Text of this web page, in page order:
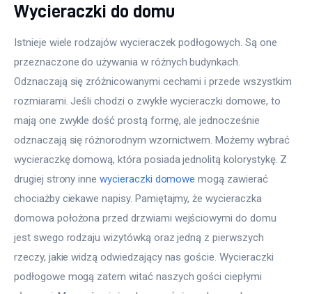
Wycieraczki do domu
Istnieje wiele rodzajów wycieraczek podłogowych. Są one
przeznaczone do używania w różnych budynkach.
Odznaczają się zróżnicowanymi cechami i przede wszystkim
rozmiarami. Jeśli chodzi o zwykłe wycieraczki domowe, to
mają one zwykle dość prostą formę, ale jednocześnie
odznaczają się różnorodnym wzornictwem. Możemy wybrać
wycieraczkę domową, która posiada jednolitą kolorystykę. Z
drugiej strony inne wycieraczki domowe mogą zawierać
chociażby ciekawe napisy. Pamiętajmy, że wycieraczka
domowa położona przed drzwiami wejściowymi do domu
jest swego rodzaju wizytówką oraz jedną z pierwszych
rzeczy, jakie widzą odwiedzający nas goście. Wycieraczki
podłogowe mogą zatem witać naszych gości ciepłymi